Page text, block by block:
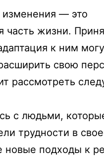
— это
часть жизни.
к ним
свою
рассмотреть
с людьми,
трудности в
новые подходы к